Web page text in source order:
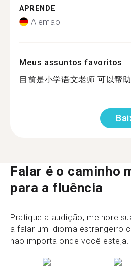
APRENDE
Alemão
Meus assuntos favoritos
目前是小学语文老师 可以帮助
Falar é o caminho
para a fluência
Pratique a audição, melhore
a falar um idioma estrangeiro
não importa onde você esteja.